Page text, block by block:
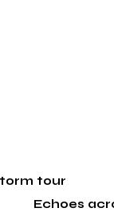
tour
Echoes